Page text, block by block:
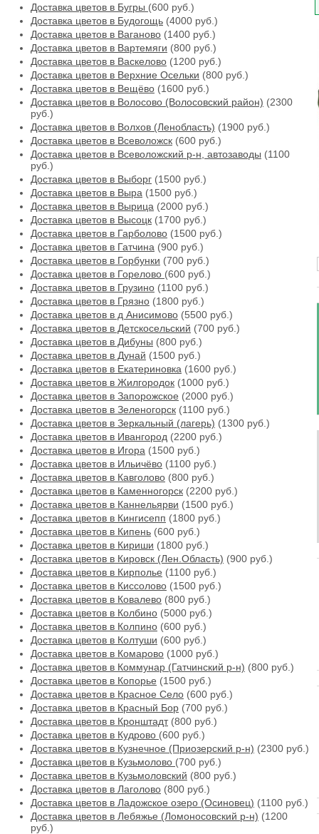
Доставка цветов в Бугры (600 руб.)
Доставка цветов в Будогощь (4000 руб.)
Доставка цветов в Ваганово (1400 руб.)
Доставка цветов в Вартемяги (800 руб.)
Доставка цветов в Васкелово (1200 руб.)
Доставка цветов в Верхние Осельки (800 руб.)
Доставка цветов в Вещёво (1600 руб.)
Доставка цветов в Волосово (Волосовский район) (2300
руб.)
Доставка цветов в Волхов (Ленобласть) (1900 руб.)
Доставка цветов в Всеволожск (600 руб.)
Доставка цветов в Всеволожский р-н, автозаводы (1100
руб.)
Доставка цветов в Выборг (1500 руб.)
Доставка цветов в Выра (1500 руб.)
Доставка цветов в Вырица (2000 руб.)
Доставка цветов в Высоцк (1700 руб.)
Доставка цветов в Гарболово (1500 руб.)
Доставка цветов в Гатчина (900 руб.)
Доставка цветов в Горбунки (700 руб.)
Доставка цветов в Горелово (600 руб.)
Доставка цветов в Грузино (1100 руб.)
Доставка цветов в Грязно (1800 руб.)
Доставка цветов в д Анисимово (5500 руб.)
Доставка цветов в Детскосельский (700 руб.)
Доставка цветов в Дибуны (800 руб.)
Доставка цветов в Дунай (1500 руб.)
Доставка цветов в Екатериновка (1600 руб.)
Доставка цветов в Жилгородок (1000 руб.)
Доставка цветов в Запорожское (2000 руб.)
Доставка цветов в Зеленогорск (1100 руб.)
Доставка цветов в Зеркальный (лагерь) (1300 руб.)
Доставка цветов в Ивангород (2200 руб.)
Доставка цветов в Игора (1500 руб.)
Доставка цветов в Ильичёво (1100 руб.)
Доставка цветов в Кавголово (800 руб.)
Доставка цветов в Каменногорск (2200 руб.)
Доставка цветов в Каннельярви (1500 руб.)
Доставка цветов в Кингисепп (1800 руб.)
Доставка цветов в Кипень (600 руб.)
Доставка цветов в Кириши (1800 руб.)
Доставка цветов в Кировск (Лен.Область) (900 руб.)
Доставка цветов в Кирполье (1100 руб.)
Доставка цветов в Киссолово (1500 руб.)
Доставка цветов в Ковалево (800 руб.)
Доставка цветов в Колбино (5000 руб.)
Доставка цветов в Колпино (600 руб.)
Доставка цветов в Колтуши (600 руб.)
Доставка цветов в Комарово (1000 руб.)
Доставка цветов в Коммунар (Гатчинский р-н) (800 руб.)
Доставка цветов в Копорье (1500 руб.)
Доставка цветов в Красное Село (600 руб.)
Доставка цветов в Красный Бор (700 руб.)
Доставка цветов в Кронштадт(800 руб.)
Доставка цветов в Кудрово (600 руб.)
Доставка цветов в Кузнечное (Приозерский р-н) (2300 руб.)
Доставка цветов в Кузьмолово (700 руб.)
Доставка цветов в Кузьмоловский (800 руб.)
Доставка цветов в Лаголово (800 руб.)
Доставка цветов в Ладожское озеро (Осиновец) (1100 руб.)
Доставка цветов в Лебяжье (Ломоносовский р-н) (1200
руб.)